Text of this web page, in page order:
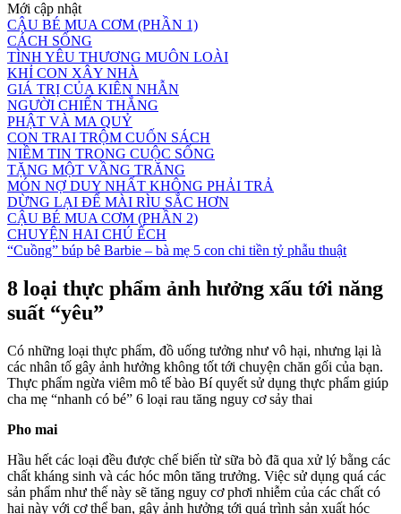
Mới cập nhật
CẬU BÉ MUA CƠM (PHẦN 1)
CÁCH SỐNG
TÌNH YÊU THƯƠNG MUÔN LOÀI
KHỈ CON XÂY NHÀ
GIÁ TRỊ CỦA KIÊN NHẪN
NGƯỜI CHIẾN THẮNG
PHẬT VÀ MA QUỶ
CON TRAI TRỘM CUỐN SÁCH
NIỀM TIN TRONG CUỘC SỐNG
TẶNG MỘT VẦNG TRĂNG
MÓN NỢ DUY NHẤT KHÔNG PHẢI TRẢ
DỪNG LẠI ĐỂ MÀI RÌU SẮC HƠN
CẬU BÉ MUA CƠM (PHẦN 2)
CHUYỆN HAI CHÚ ẾCH
“Cuồng” búp bê Barbie – bà mẹ 5 con chi tiền tỷ phẫu thuật
8 loại thực phẩm ảnh hưởng xấu tới năng
suất “yêu”
Có những loại thực phẩm, đồ uống tưởng như vô hại, nhưng lại là
các nhân tố gây ảnh hưởng không tốt tới chuyện chăn gối của bạn.
Thực phẩm ngừa viêm mô tế bào Bí quyết sử dụng thực phẩm giúp
cha mẹ “nhanh có bé” 6 loại rau tăng nguy cơ sảy thai
Pho mai
Hầu hết các loại đều được chế biến từ sữa bò đã qua xử lý bằng các
chất kháng sinh và các hóc môn tăng trưởng. Việc sử dụng quá các
sản phẩm như thế này sẽ tăng nguy cơ phơi nhiễm của các chất có
hại này với cơ thể bạn, gây ảnh hưởng tới quá trình sản xuất hóc